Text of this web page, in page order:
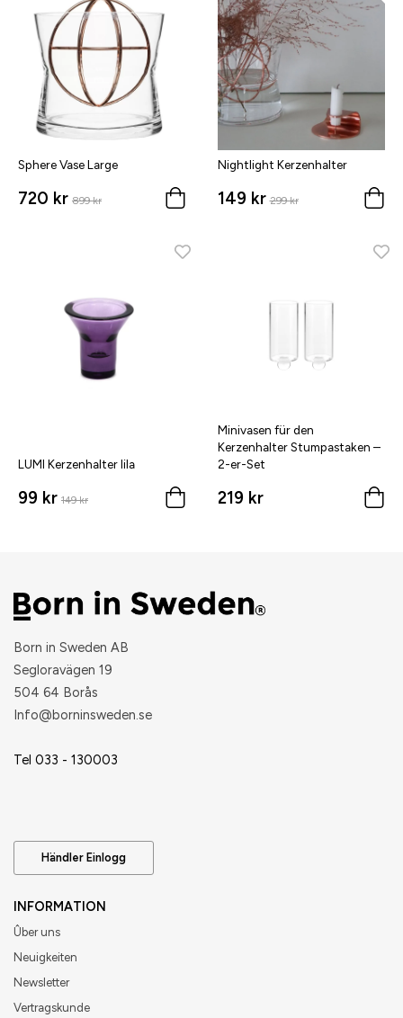
Sphere Vase Large
720 kr 899 kr
Nightlight Kerzenhalter
149 kr 299 kr
LUMI Kerzenhalter lila
99 kr 149 kr
Minivasen für den
Kerzenhalter Stumpastaken –
2-er-Set
219 kr
Born in Sweden AB
Segloravägen 19
504 64 Borås
​Info@borninsweden.se
Tel 033 - 130003
Händler Einlogg
INFORMATION
Ûber uns
Neuigkeiten
Newsletter
Vertragskunde